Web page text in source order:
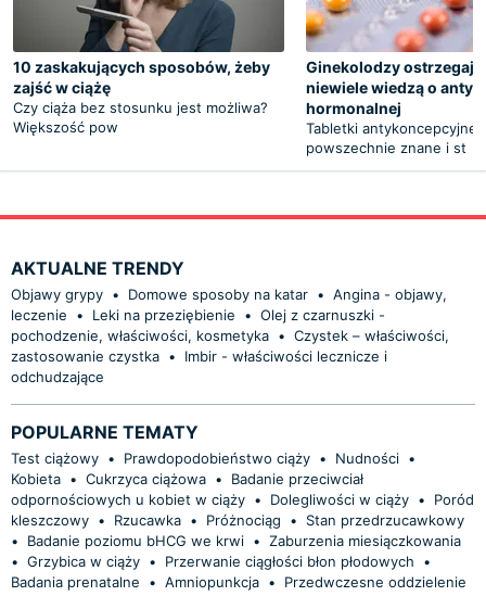
10 zaskakujących sposobów, żeby
zajść w ciążę
Czy ciąża bez stosunku jest możliwa?
Większość pow
Ginekolodzy
niewiele wiedzą o
hormonalnej
Tabletki antykoncepcyjne
powszechnie znane i st
AKTUALNE TRENDY
Objawy grypy • Domowe sposoby na katar • Angina - objawy,
leczenie
• Leki na przeziębienie • Olej z czarnuszki -
pochodzenie, właściwości, kosmetyka • Czystek – właściwości,
zastosowanie czystka •
Imbir - właściwości lecznicze i
odchudzające
POPULARNE TEMATY
Test ciążowy • Prawdopodobieństwo ciąży • Nudności •
Kobieta • Cukrzyca ciążowa •
Badanie przeciwciał
odpornościowych u kobiet w ciąży • Dolegliwości w ciąży •
Poród
kleszczowy • Rzucawka • Próżnociąg •
Stan przedrzucawkowy
•
Badanie poziomu bHCG we krwi • Zaburzenia miesiączkowania
• Grzybica w ciąży • Przerwanie ciągłości błon płodowych
•
Badania prenatalne
• Amniopunkcja •
Przedwczesne oddzielenie